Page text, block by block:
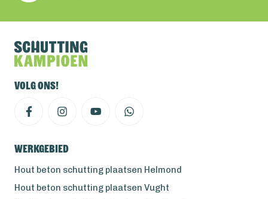
Volg ons!
Werkgebied
Hout beton schutting plaatsen Helmond
Hout beton schutting plaatsen Vught